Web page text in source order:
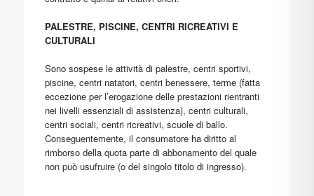
PALESTRE, PISCINE, CENTRI RICREATIVI E
CULTURALI
Sono sospese le attività di palestre, centri sportivi,
piscine, centri natatori, centri benessere, terme (fatta
eccezione per l’erogazione delle prestazioni rientranti
nei livelli essenziali di assistenza), centri culturali,
centri sociali, centri ricreativi, scuole di ballo.
Conseguentemente, il consumatore ha diritto al
rimborso della quota parte di abbonamento del quale
non può usufruire (o del singolo titolo di ingresso).